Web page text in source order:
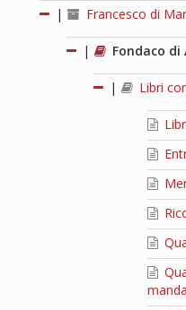
| Francesco di
| Fondaco di
| Libri